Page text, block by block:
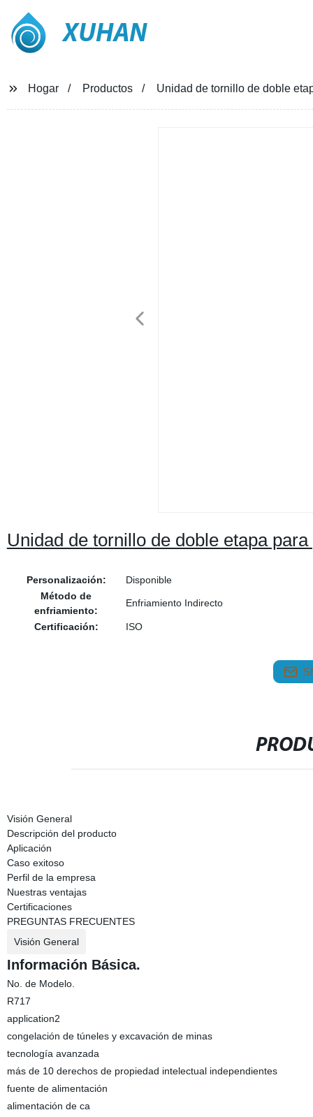
XUHAN
Hogar Productos Unidad de tornillo de doble
Unidad de tornillo de doble etapa
Personalización:
Disponible
Método de
enfriamiento:
Enfriamiento Indirecto
Certificación: ISO
Visión General
Descripción del producto
Aplicación
Caso exitoso
Perfil de la empresa
Nuestras ventajas
Certificaciones
PREGUNTAS FRECUENTES
Visión General
Información Básica.
No. de Modelo.
R717
application2
congelación de túneles y excavación de minas
tecnología avanzada
más de 10 derechos de propiedad intelectual independientes
fuente de alimentación
alimentación de ca